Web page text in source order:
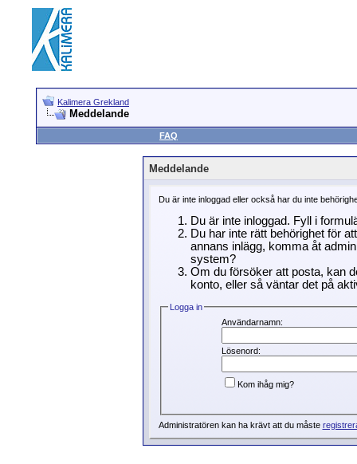
Kalimera Grekland
Meddelande
FAQ
Meddelande
Du är inte inloggad eller också har du inte
Du är inte inloggad. Fyll i
Du har inte rätt behörighet för
annans inlägg, komma åt
system?
Om du försöker att posta, kan
konto, eller så väntar det på
Logga in
Användarnamn:
Lösenord:
Kom ihåg mig?
Administratören kan ha krävt att du måste